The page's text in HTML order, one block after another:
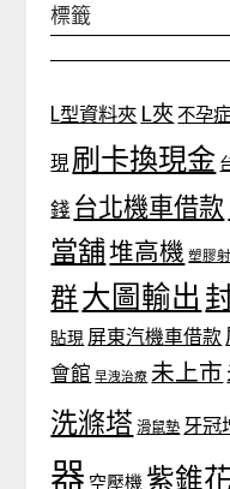
標籤
L型資料夾 L夾 不孕症
現 刷卡換現金
錢 台北機車借款
當舖堆高機 塑膠
群大圖輸出
貼現 屏東汽機車借款
會館 早洩治療 未上市
洗滌塔 滑鼠墊 牙冠
器 空壓機 紫錐花